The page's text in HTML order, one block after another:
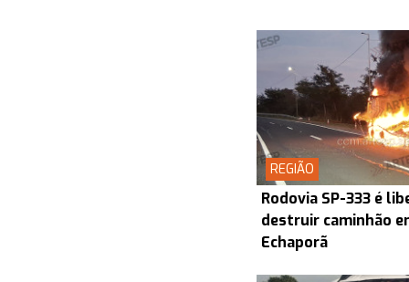
REGIÃO
Rodovia SP-333 é
destruir caminhão
Echaporã